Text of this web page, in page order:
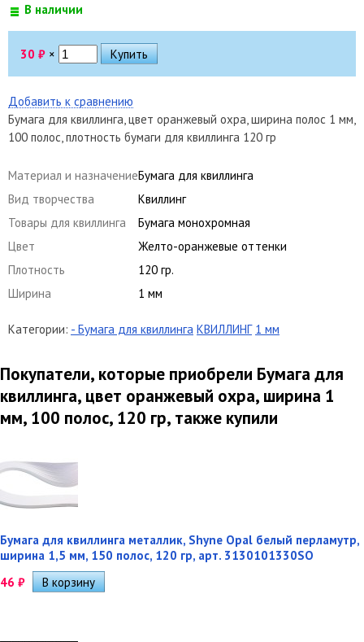
В наличии
30 ₽ ×
Добавить к сравнению
Бумага для квиллинга, цвет оранжевый охра, ширина полос 1 мм,
100 полос, плотность бумаги для квиллинга 120 гр
Материал и назначениеБумага для квиллинга
Вид творчества
Квиллинг
Товары для квиллинга
Бумага монохромная
Цвет
Желто-оранжевые оттенки
Плотность
120 гр.
Ширина
1 мм
Категории: - Бумага для квиллинга КВИЛЛИНГ 1 мм
Покупатели, которые приобрели Бумага для
квиллинга, цвет оранжевый охра, ширина 1
мм, 100 полос, 120 гр, также купили
Бумага для квиллинга металлик, Shyne Opal белый перламутр,
ширина 1,5 мм, 150 полос, 120 гр, арт. 3130101330SO
46 ₽